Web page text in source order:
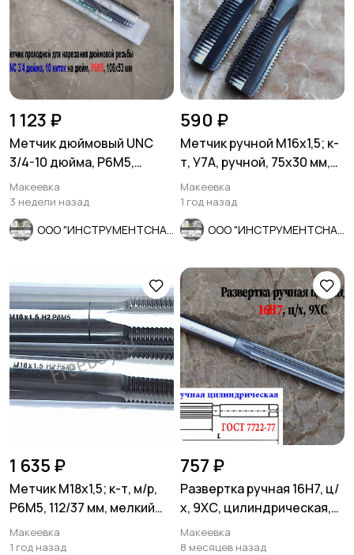
1 123 ₽
Метчик дюймовый UNC
3/4-10 дюйма, Р6М5,
штучный, 10 ниток, 106/53
мм.
Макеевка
3 недели назад
590 ₽
Метчик ручной М16х1,5; к-
т, У7А, ручной, 75х30 мм,
мелкий шаг, СССР.
Макеевка
1 год назад
1 635 ₽
Метчик М18х1,5; к-т, м/р,
Р6М5, 112/37 мм, мелкий
шаг, шлифованный, ГО
Макеевка
1 год назад
757 ₽
Развертка ручная 16Н7, ц/
х, 9ХС, цилиндрическая,
175/87 мм, 2360-0142.
Макеевка
8 месяцев назад